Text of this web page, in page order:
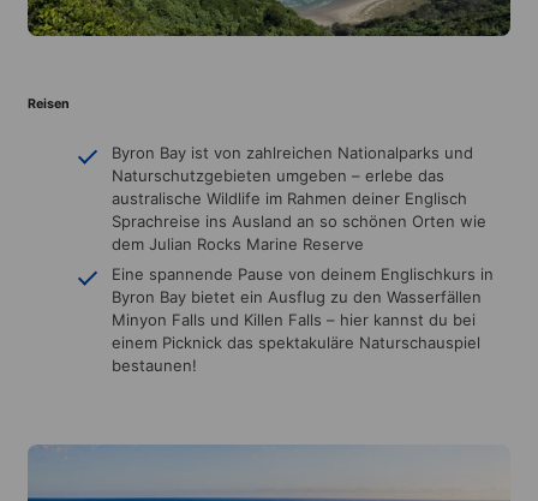
Reisen
Byron Bay ist von zahlreichen Nationalparks und
Naturschutzgebieten umgeben – erlebe das
australische Wildlife im Rahmen deiner Englisch
Sprachreise ins Ausland an so schönen Orten wie
dem Julian Rocks Marine Reserve
Eine spannende Pause von deinem Englischkurs in
Byron Bay bietet ein Ausflug zu den Wasserfällen
Minyon Falls und Killen Falls – hier kannst du bei
einem Picknick das spektakuläre Naturschauspiel
bestaunen!